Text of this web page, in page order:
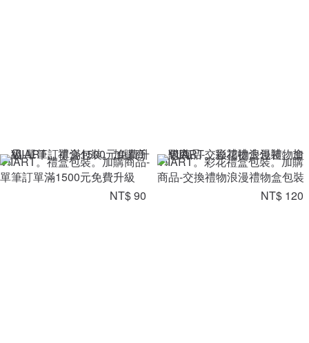
VIIART。禮盒包裝。加購商品-
單筆訂單滿1500元免費升級
NT$ 90
VIIART。彩花禮盒包裝。加購
商品-交換禮物浪漫禮物盒包裝
NT$ 120